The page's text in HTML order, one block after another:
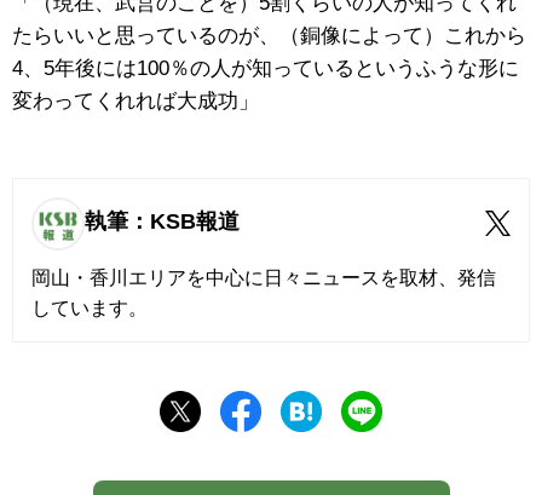
たらいいと思っているのが、（銅像によって）これから
4、5年後には100％の人が知っているというふうな形に
変わってくれれば大成功」
執筆：KSB報道
岡山・香川エリアを中心に日々ニュースを取材、発信
しています。